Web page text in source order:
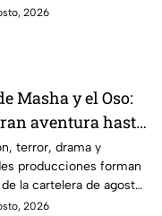
años.
2026
Masha y el Oso:
aventura hasta
de la Calle Oak
Hathaway.
es la lista
terror, drama y
producciones forman
la cartelera de agosto
2026